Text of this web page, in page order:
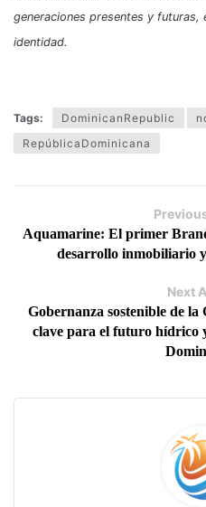
generaciones presentes y
identidad.
Tags: DominicanRepublic
RepúblicaDominicana
Aquamarine: El primer
desarrollo inmobiliario
Next
Gobernanza sostenible de
clave para el futuro hídrico